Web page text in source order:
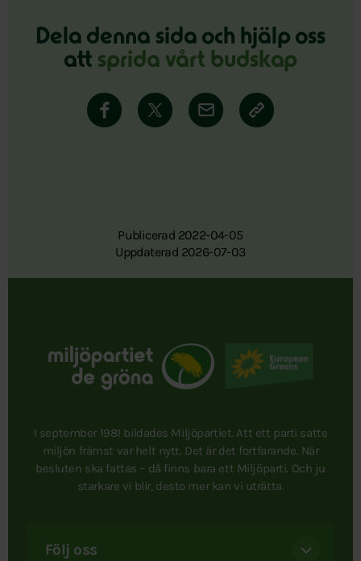
Dela denna sida och hjälp oss
att sprida vårt budskap
Publicerad 2022-04-05
Uppdaterad 2026-07-03
I september 1981 bildades Miljöpartiet. Att ett parti satte
miljön främst var helt nytt. Det är det fortfarande. När
besluten ska fattas – då finns bara ett Miljöparti. Och ju
starkare vi blir, desto mer kan vi uträtta.
Följ oss